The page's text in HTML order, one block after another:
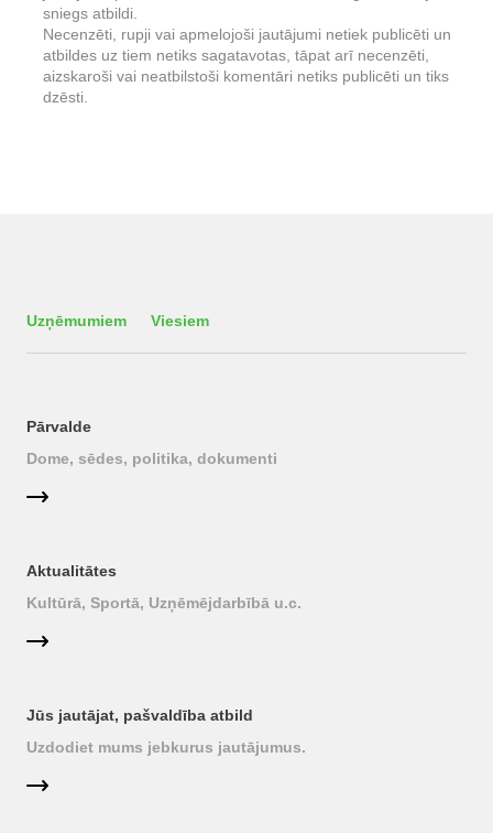
sniegs atbildi.
Necenzēti, rupji vai apmelojoši jautājumi netiek publicēti un
atbildes uz tiem netiks sagatavotas, tāpat arī necenzēti,
aizskaroši vai neatbilstoši komentāri netiks publicēti un tiks
dzēsti.
Uzņēmumiem Viesiem
Pārvalde
Dome, sēdes, politika, dokumenti
Aktualitātes
Kultūrā, Sportā, Uzņēmējdarbībā u.c.
Jūs jautājat, pašvaldība atbild
Uzdodiet mums jebkurus jautājumus.